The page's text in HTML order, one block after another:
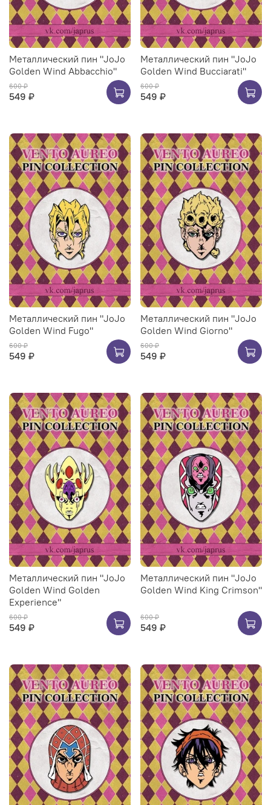
Металлический пин "JoJo
Golden Wind Abbacchio"
600 ₽
549 ₽
Металлический пин "JoJo
Golden Wind Bucciarati"
600 ₽
549 ₽
Металлический пин "JoJo
Golden Wind Fugo"
600 ₽
549 ₽
Металлический пин "JoJo
Golden Wind Giorno"
600 ₽
549 ₽
Металлический пин "JoJo
Golden Wind Golden
Experience"
600 ₽
549 ₽
Металлический пин "JoJo
Golden Wind King Crimson"
600 ₽
549 ₽